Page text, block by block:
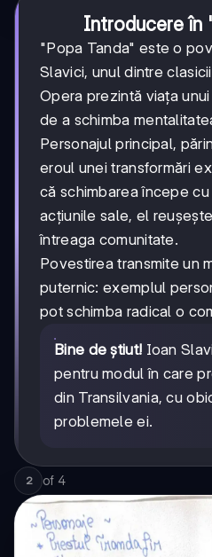
Introducere în
"Popa Tanda" este o
Slavici, unul dintre
Opera prezintă viața
de a schimba
Personajul principal,
eroul unei transformări
că schimbarea începe
acțiunile sale, el
întreaga comunitate.
Povestirea transmite un
puternic: exemplul
pot schimba radical o
Bine de știut! Ioan
pentru modul în care
din Transilvania, cu
problemele ei.
2 of 4